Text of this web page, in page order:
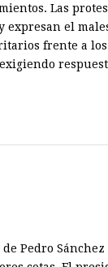
Las
expresan el
frente a los
Pedro Sánchez